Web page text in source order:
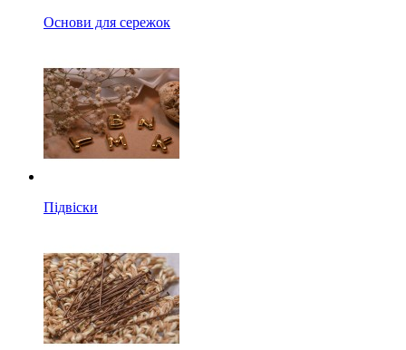
Основи для сережок
Підвіски